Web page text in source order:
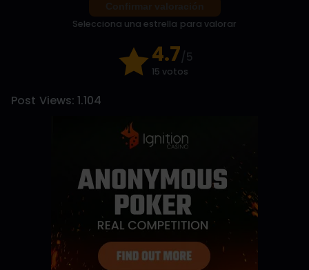
Selecciona una estrella para valorar
4.7/5
15 votos
Post Views: 1.104